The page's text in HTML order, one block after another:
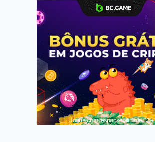
Jogue com responsabilidade. 18+